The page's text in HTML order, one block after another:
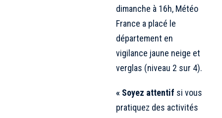
dimanche à 16h, Météo
France a placé le
département en
vigilance jaune neige et
verglas (niveau 2 sur 4).
« Soyez attentif si vous
pratiquez des activités